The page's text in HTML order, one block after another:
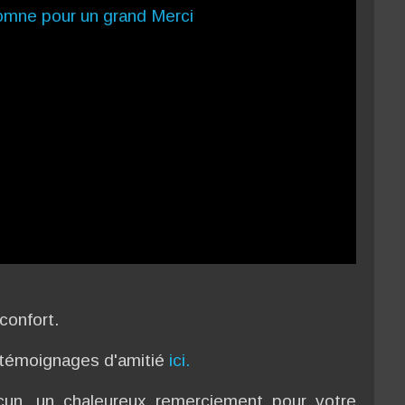
d'amitié ici.
un chaleureux remerciement pour votre